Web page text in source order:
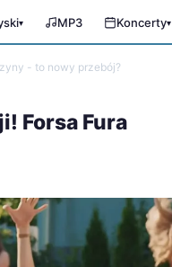
▾ MP3 Koncerty▾
- to nowy przebój?
Forsa Fura